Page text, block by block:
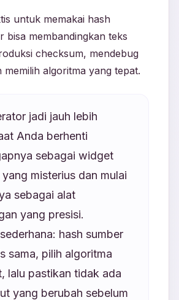
untuk memakai hash
bisa membandingkan teks
checksum, mendebug
memilih algoritma yang tepat.
jadi jauh lebih
Anda berhenti
sebagai widget
misterius dan mulai
sebagai alat
yang presisi.
hash sumber
sama, pilih algoritma
lalu pastikan tidak ada
yang berubah sebelum